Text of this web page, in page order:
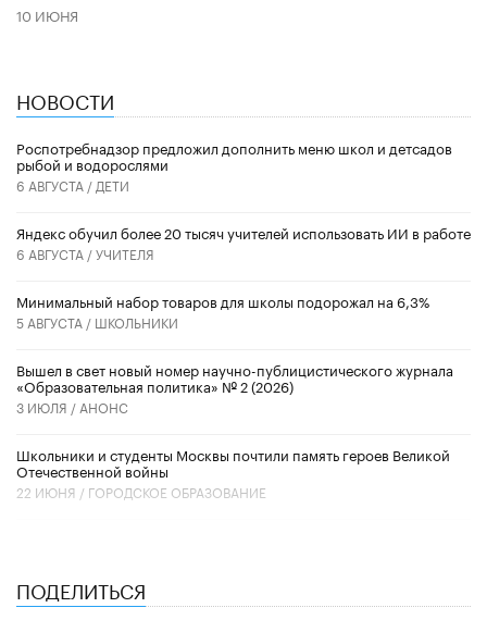
10 ИЮНЯ
НОВОСТИ
Роспотребнадзор предложил дополнить меню школ и детсадов
рыбой и водорослями
6 АВГУСТА / ДЕТИ
​Яндекс обучил более 20 тысяч учителей использовать ИИ в работе
6 АВГУСТА /УЧИТЕЛЯ
Минимальный набор товаров для школы подорожал на 6,3%
5 АВГУСТА / ШКОЛЬНИКИ
Вышел в свет новый номер научно-публицистического журнала
«Образовательная политика» № 2 (2026)
3 ИЮЛЯ / АНОНС
Школьники и студенты Москвы почтили память героев Великой
Отечественной войны
22 ИЮНЯ / ГОРОДСКОЕ ОБРАЗОВАНИЕ
ПОДЕЛИТЬСЯ